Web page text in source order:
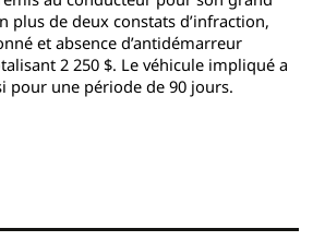
plus de deux constats d’infraction,
et absence d’antidémarreur
2 250 $. Le véhicule impliqué a
pour une période de 90 jours.